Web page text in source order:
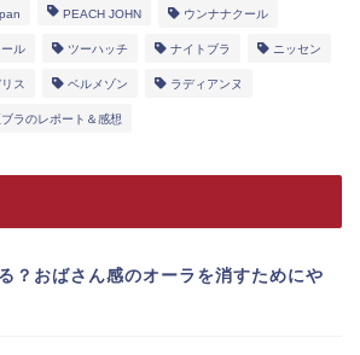
PEACH JOHN ウンナナクール
ル ツーハッチ ナイトブラ ニッセン
ス ベルメゾン ラディアンヌ
ラのレポート＆感想
？おばさん感のオーラを消すためにや